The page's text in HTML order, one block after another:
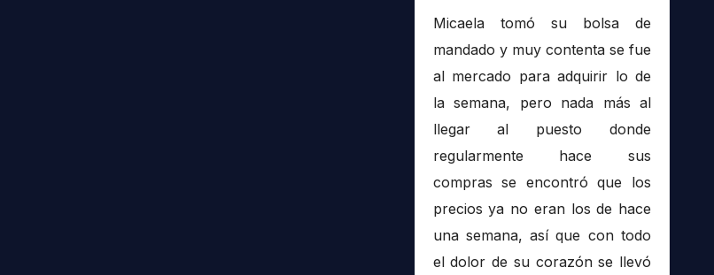
Micaela tomó su bolsa de
mandado y muy contenta se fue
al mercado para adquirir lo de
la semana, pero nada más al
llegar al puesto donde
regularmente hace sus
compras se encontró que los
precios ya no eran los de hace
una semana, así que con todo
el dolor de su corazón se llevó